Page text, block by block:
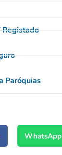
Registado
Paróquias
WhatsApp